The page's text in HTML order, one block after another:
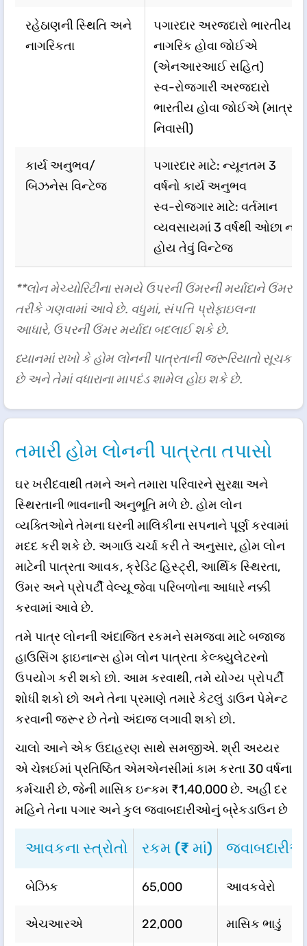
રહેઠાણની સ્થિતિ અને
નાગરિકતા
પગારદાર અરજદારો ભારતીય
નાગરિક હોવા જોઈએ
(એનઆરઆઈ સહિત)
સ્વ-રોજગારી અરજદારો
ભારતીય હોવા જોઈએ (માત્ર
નિવાસી)
કાર્ય અનુભવ/
બિઝનેસ વિન્ટેજ
પગારદાર માટે: ન્યૂનતમ 3
વર્ષનો કાર્ય અનુભવ
સ્વ-રોજગાર માટે: વર્તમાન
વ્યવસાયમાં 3 વર્ષથી ઓછા ન
હોય તેવું વિન્ટેજ
**લોન મેચ્યોરિટીના સમયે ઉપરની ઉંમરની મર્યાદાને ઉંમર
તરીકે ગણવામાં આવે છે. વધુમાં, સંપત્તિ પ્રોફાઇલના
આધારે, ઉપરની ઉંમર મર્યાદા બદલાઈ શકે છે.
ધ્યાનમાં રાખો કે હોમ લોનની પાત્રતાની જરૂરિયાતો સૂચક
છે અને તેમાં વધારાના માપદંડ શામેલ હોઇ શકે છે.
તમારી હોમ લોનની પાત્રતા તપાસો
ઘર ખરીદવાથી તમને અને તમારા પરિવારને સુરક્ષા અને
સ્થિરતાની ભાવનાની અનુભૂતિ મળે છે. હોમ લોન
વ્યક્તિઓને તેમના ઘરની માલિકીના સપનાને પૂર્ણ કરવામાં
મદદ કરી શકે છે. અગાઉ ચર્ચા કરી તે અનુસાર, હોમ લોન
માટેની પાત્રતા આવક, ક્રેડિટ હિસ્ટ્રી, આર્થિક સ્થિરતા,
ઉંમર અને પ્રોપર્ટી વેલ્યૂ જેવા પરિબળોના આધારે નક્કી
કરવામાં આવે છે.
તમે પાત્ર લોનની અંદાજિત રકમને સમજવા માટે બજાજ
હાઉસિંગ ફાઇનાન્સ હોમ લોન પાત્રતા કેલ્ક્યુલેટરનો
ઉપયોગ કરી શકો છો. આમ કરવાથી, તમે યોગ્ય પ્રોપર્ટી
શોધી શકો છો અને તેના પ્રમાણે તમારે કેટલું ડાઉન પેમેન્ટ
કરવાની જરૂર છે તેનો અંદાજ લગાવી શકો છો.
ચાલો આને એક ઉદાહરણ સાથે સમજીએ. શ્રી અય્યર
એ ચેન્નઈમાં પ્રતિષ્ઠિત એમએનસીમાં કામ કરતા 30 વર્ષના
કર્મચારી છે, જેની માસિક ઇન્કમ ₹1,40,000 છે. અહીં દર
મહિને તેના પગાર અને કુલ જવાબદારીઓનું બ્રેકડાઉન છે​
આવકના સ્ત્રોતો રકમ (₹ માં)
બેઝિક 65,000 આવકવેરો
એચઆરએ 22,000 માસિક ભાડું